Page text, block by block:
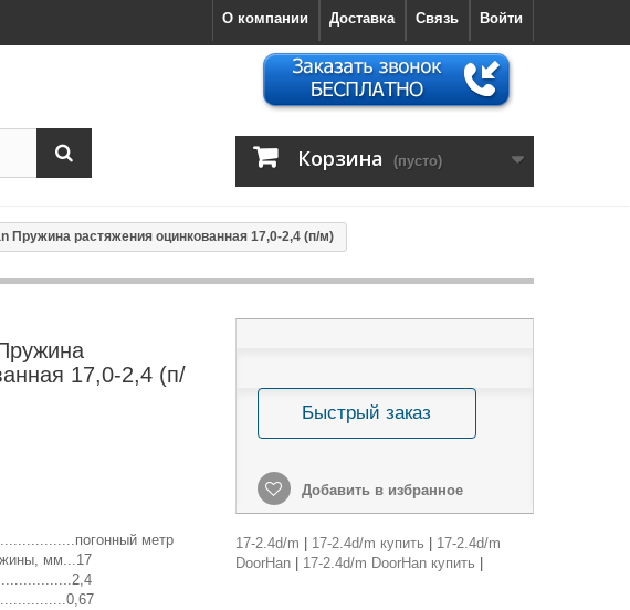
Войти
Связь
Доставка
О компании
Корзина (пусто)
Пружина растяжения оцинкованная 17,0-2,4 (п/м)
17,0-2,4 (п/
метр
мм...17
Быстрый заказ
Добавить в избранное
17-2.4d/m 17-2.4d/m купить
17-2.4d/m
DoorHan| 17-2.4d/m DoorHan купить
×
СДЭК